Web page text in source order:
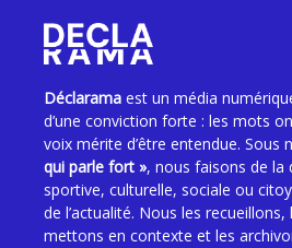
Déclarama est un média
d’une conviction forte : les mots
voix mérite d’être entendue. Sous
qui parle fort », nous faisons de la
sportive, culturelle, sociale ou
de l’actualité. Nous les
mettons en contexte et les